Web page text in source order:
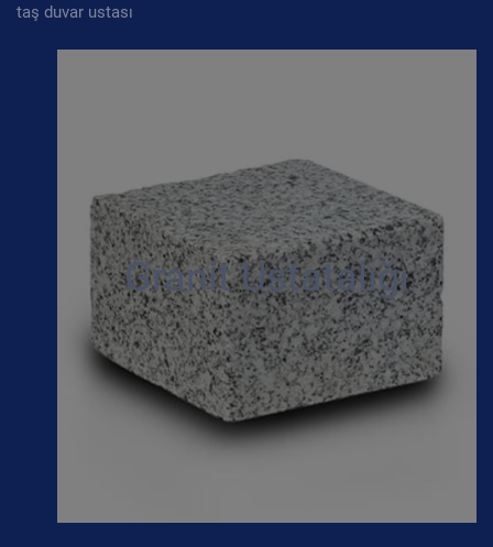
taş duvar ustası
Granit Ustatalığı